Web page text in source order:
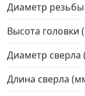
Электро и
Диаметр
Высота головки
Диаметр сверла
Длина сверла